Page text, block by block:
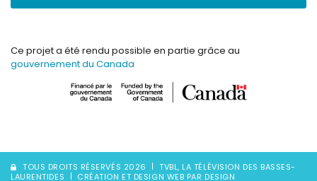
Ce projet a été rendu possible en partie grâce au
gouvernement du Canada
TOUS DROITS RÉSERVÉS 2026
TVBL, LA TÉLÉVISION DES BASSES-
LAURENTIDES
CRÉATION ET DESIGN WEB PAR DESIGN